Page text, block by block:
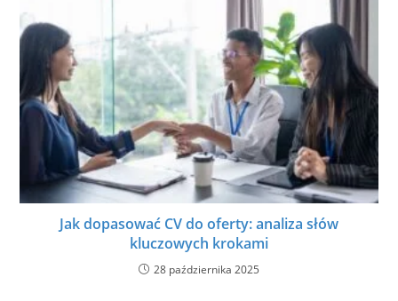
Jak dopasować CV do oferty: analiza słów
kluczowych krokami
28 października 2025